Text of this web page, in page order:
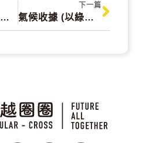
初心市集 (綠色環境市集) 和大家再見面了~~
下一篇
氣候收據 (以綠色消費行動 投資我們的星球)